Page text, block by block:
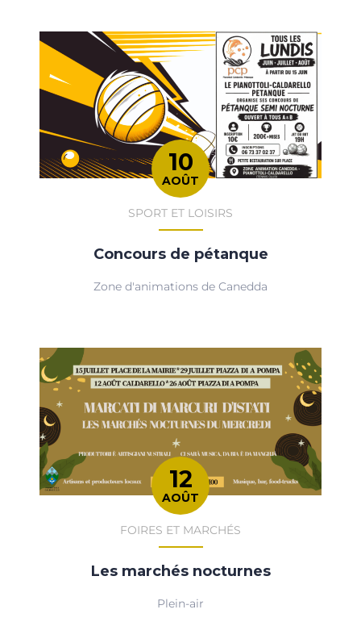
SPORT ET LOISIRS
Concours de pétanque
10
AOÛT
Zone d'animations de Canedda
FOIRES ET MARCHÉS
Les marchés nocturnes
12
AOÛT
Plein-air